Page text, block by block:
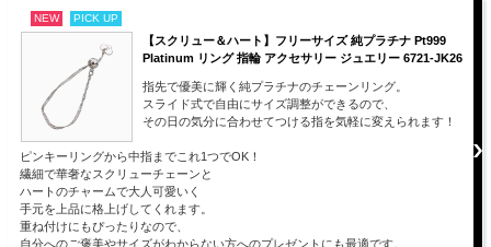
NEW PICK UP
【スクリュー＆ハート】フリーサイズ 純プラチナ Pt999
Platinum リング 指輪 アクセサリー ジュエリー 6721-JK26
指先で優美に輝く純プラチナのチェーンリング。
スライド式で自由にサイズ調整ができるので、
その日の気分に合わせてつける指を気軽に変えられます！
ピンキーリングから中指までこれ1つでOK！
繊細で華奢なスクリューチェーンと
ハートのチャームで大人可愛いく
手元を上品に格上げしてくれます。
重ね付けにもぴったりなので、
自分へのご褒美やサイズがわからない方へのプレゼントにも最適です。